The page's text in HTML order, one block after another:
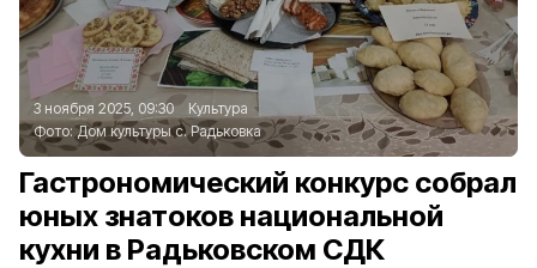
3 ноября 2025, 09:30
Культура
Фото:Дом культуры с. Радьковка
Гастрономический конкурс собрал
юных знатоков национальной
кухни в Радьковском СДК